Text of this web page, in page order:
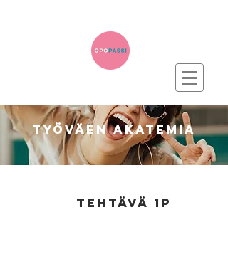
työväen akatemia
tehtävä 1p